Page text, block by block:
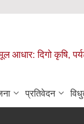
आधार: दिगो कृषि,
प्रतिवेदन